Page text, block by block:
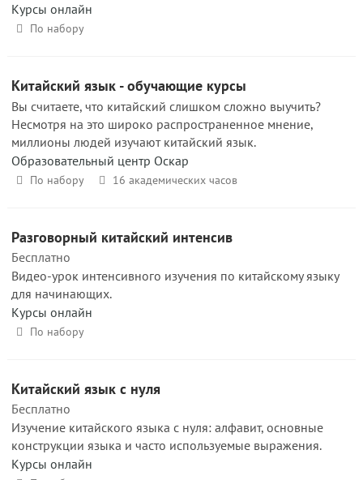
Курсы онлайн
По набору
Китайский язык - обучающие курсы
Вы считаете, что китайский слишком сложно выучить?
Несмотря на это широко распространенное мнение,
миллионы людей изучают китайский язык.
Образовательный центр Оскар
По набору 16 академических часов
Разговорный китайский интенсив
Бесплатно
Видео-урок интенсивного изучения по китайскому языку
для начинающих.
Курсы онлайн
По набору
Китайский язык с нуля
Бесплатно
Изучение китайского языка с нуля: алфавит, основные
конструкции языка и часто используемые выражения.
Курсы онлайн